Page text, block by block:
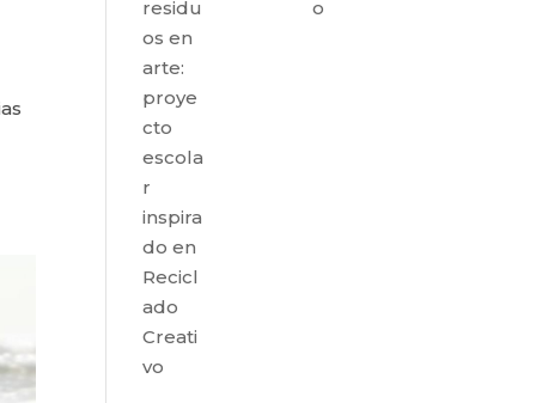
residu
os en
arte:
proye
cto
escola
r
inspira
do en
Recicl
ado
Creati
vo
o